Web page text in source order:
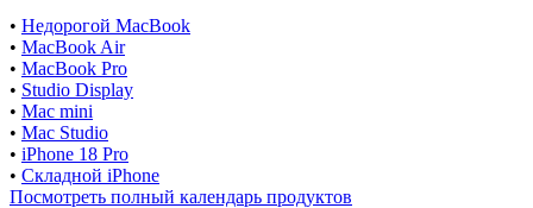
• Недорогой MacBook
• MacBook Air
• MacBook Pro
• Studio Display
• Mac mini
• Mac Studio
• iPhone 18 Pro
• Складной iPhone
Посмотреть полный календарь продуктов